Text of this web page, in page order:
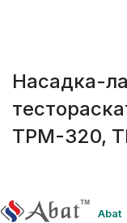
Насадка-
ТРМ-320,
Abat